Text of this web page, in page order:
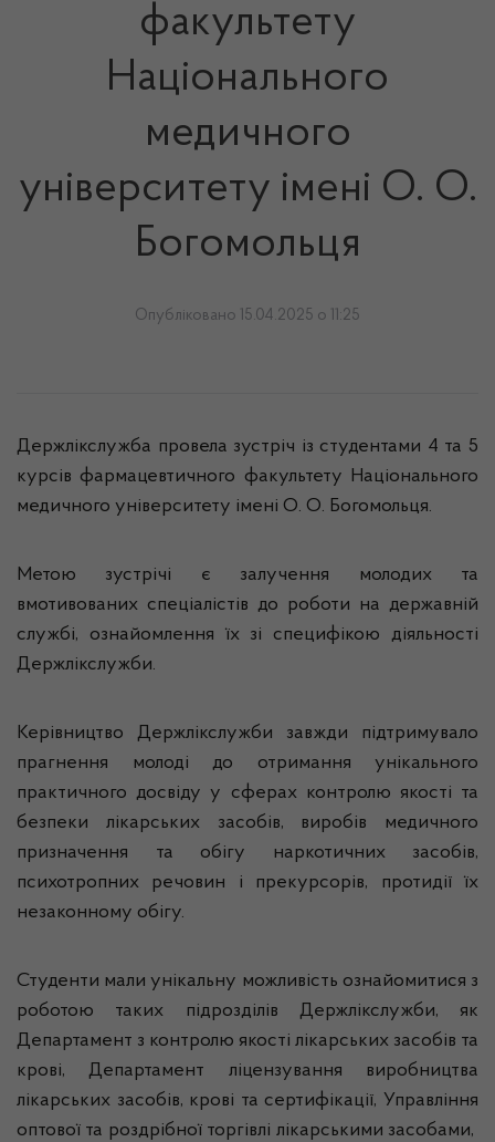
факультету
Національного
медичного
університету імені О. О.
Богомольця
Опубліковано 15.04.2025 о 11:25
Держлікслужба провела зустріч із студентами 4 та 5
курсів фармацевтичного факультету Національного
медичного університету імені О. О. Богомольця.
Метою зустрічі є залучення молодих та
вмотивованих спеціалістів до роботи на державній
службі, ознайомлення їх зі специфікою діяльності
Держлікслужби.
Керівництво Держлікслужби завжди підтримувало
прагнення молоді до отримання унікального
практичного досвіду у сферах контролю якості та
безпеки лікарських засобів, виробів медичного
призначення та обігу наркотичних засобів,
психотропних речовин і прекурсорів, протидії їх
незаконному обігу.
Студенти мали унікальну можливість ознайомитися з
роботою таких підрозділів Держлікслужби, як
Департамент з контролю якості лікарських засобів та
крові, Департамент ліцензування виробництва
лікарських засобів, крові та сертифікації, Управління
оптової та роздрібної торгівлі лікарськими засобами,